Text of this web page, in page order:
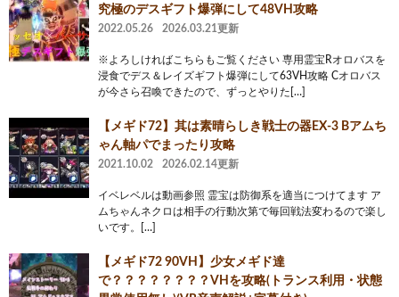
究極のデスギフト爆弾にして48VH攻略
2022.05.26 2026.03.21更新
※よろしければこちらもご覧ください 専用霊宝Rオロバスを
浸食でデス＆レイズギフト爆弾にして63VH攻略 Cオロバス
が今さら召喚できたので、ずっとやりた[…]
【メギド72】其は素晴らしき戦士の器EX-3 Bアムち
ゃん軸パでまったり攻略
2021.10.02 2026.02.14更新
イベレベルは動画参照 霊宝は防御系を適当につけてます ア
ムちゃんネクロは相手の行動次第で毎回戦法変わるので楽し
いです。[…]
【メギド72 90VH】少女メギド達
で？？？？？？？？VHを攻略(トランス利用・状態